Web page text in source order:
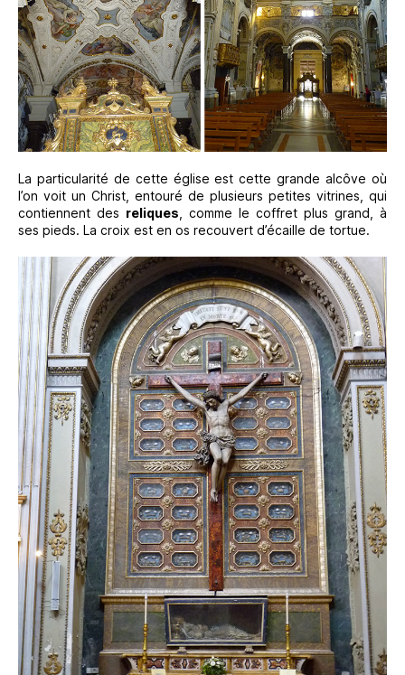
La particularité de cette église est cette grande alcôve où
l’on voit un Christ, entouré de plusieurs petites vitrines, qui
contiennent des reliques , comme le coffret plus grand, à
ses pieds. La croix est en os recouvert d’écaille de tortue.